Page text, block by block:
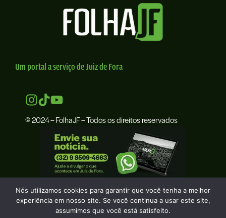
Um portal a serviço de Juiz de Fora
© 2024 – FolhaJF – Todos os direitos reservados
Nós utilizamos cookies para garantir que você tenha a melhor
experiência em nosso site. Se você continua a usar este site,
assumimos que você está satisfeito.